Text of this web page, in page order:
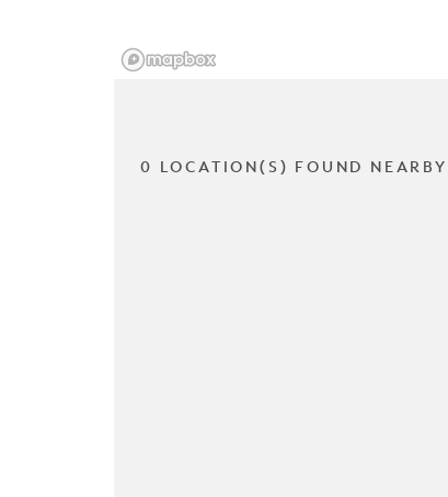
0 LOCATION(S) FOUND NEARBY